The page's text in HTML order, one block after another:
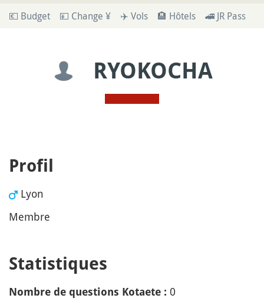
💶 Budget 💴 Change ¥ ✈️ Vols 🏨 Hôtels 🚄 JR Pass
RYOKOCHA
Profil
Lyon
Membre
Statistiques
Nombre de questions Kotaete : 0